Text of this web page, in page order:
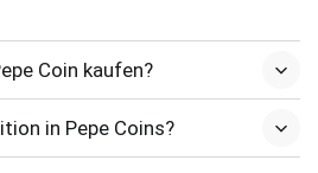
Coin kaufen?
in Pepe Coins?